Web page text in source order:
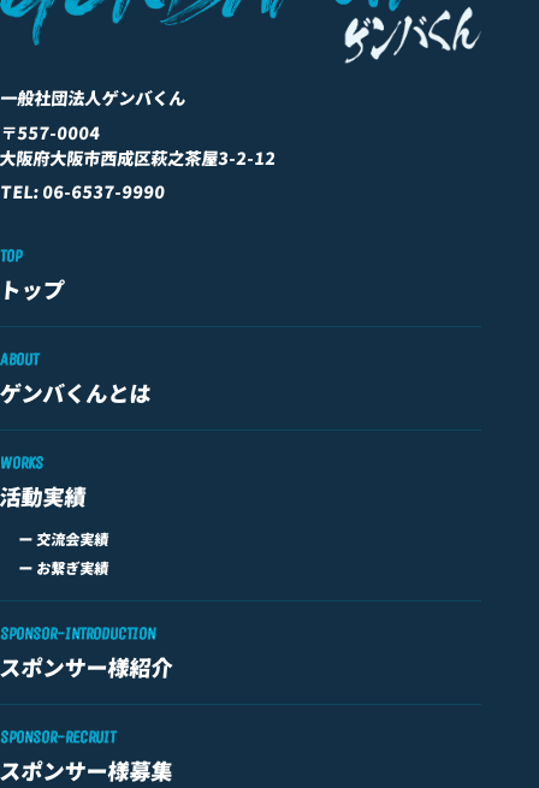
一般社団法人ゲンバくん
〒557-0004
阪府大阪市西成区萩之茶屋3-2-12
TEL: 06-6537-9990
TOP
ップ
ABOUT
ンバくんとは
WORKS
動実績
ー 交流会実績
ー お繋ぎ実績
SPONSOR-INTRODUCTION
ポンサー様紹介
SPONSOR-RECRUIT
ポンサー様募集